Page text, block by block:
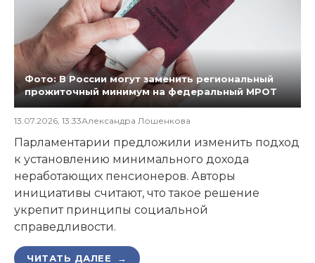
Фото: В России могут заменить региональный
прожиточный минимум на федеральный МРОТ
13.07.2026, 13:33Александра Лошенкова
Парламентарии предложили изменить подход
к установлению минимального дохода
неработающих пенсионеров. Авторы
инициативы считают, что такое решение
укрепит принципы социальной
справедливости.
ЧИТАТЬ ДАЛЕЕ →